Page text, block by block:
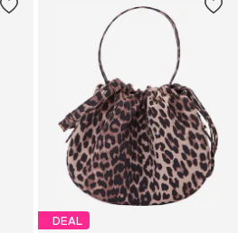
DEAL